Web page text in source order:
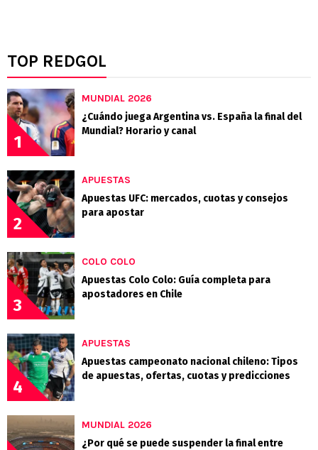
TOP REDGOL
1
MUNDIAL 2026
¿Cuándo juega Argentina vs. España la final del
Mundial? Horario y canal
2
APUESTAS
Apuestas UFC: mercados, cuotas y consejos
para apostar
3
COLO COLO
Apuestas Colo Colo: Guía completa para
apostadores en Chile
4
APUESTAS
Apuestas campeonato nacional chileno: Tipos
de apuestas, ofertas, cuotas y predicciones
MUNDIAL 2026
¿Por qué se puede suspender la final entre